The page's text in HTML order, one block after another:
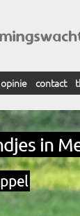
opinie contact
in